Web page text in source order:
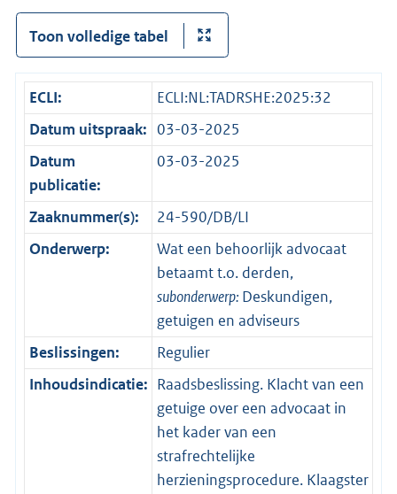
Toon volledige tabel
ECLI:
ECLI:NL:TADRSHE:2025:32
Datum uitspraak: 03-03-2025
Datum
publicatie:
03-03-2025
Zaaknummer(s):
24-590/DB/LI
Onderwerp:
Wat een behoorlijk advocaat
betaamt t.o. derden,
subonderwerp: Deskundigen,
getuigen en adviseurs
Beslissingen:
Regulier
Inhoudsindicatie: Raadsbeslissing. Klacht van een
getuige over een advocaat in
het kader van een
strafrechtelijke
herzieningsprocedure. Klaagster